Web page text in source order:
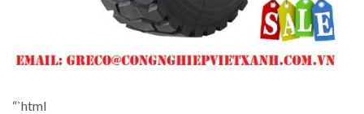
“`html